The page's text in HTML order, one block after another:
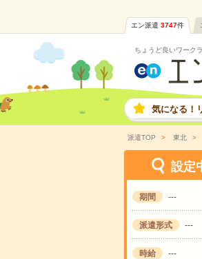
エン派遣 3747件
ちょうど良いワーク
気になる！
派遣TOP 東北
設定
期間 ---
派遣形式 ---
時給 ---